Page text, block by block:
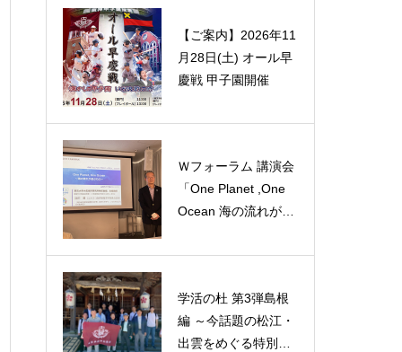
【ご案内】2026年11
月28日(土) オール早
慶戦 甲子園開催
Ｗフォーラム 講演会
「One Planet ,One
Ocean 海の流れが運
学活の杜 第3弾島根
編 ～今話題の松江・
出雲をめぐる特別な
倶楽部新副理事長に
３氏